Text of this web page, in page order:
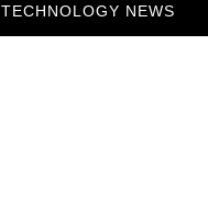
TECHNOLOGY NEWS